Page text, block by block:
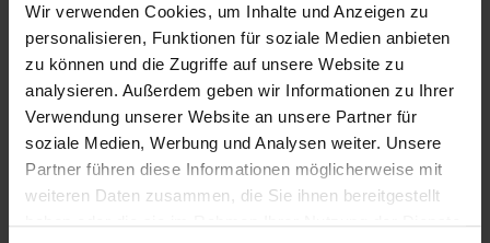
Wir verwenden Cookies, um Inhalte und Anzeigen zu
personalisieren, Funktionen für soziale Medien anbieten
zu können und die Zugriffe auf unsere Website zu
analysieren. Außerdem geben wir Informationen zu Ihrer
Verwendung unserer Website an unsere Partner für
soziale Medien, Werbung und Analysen weiter. Unsere
Partner führen diese Informationen möglicherweise mit
weiteren Daten zusammen, die Sie ihnen bereitgestellt
haben oder die sie im Rahmen Ihrer Nutzung der Dienste
ZLS - Bescheid über die
Befugniserteilung im
Geltungsbereich der Richtlinie
2014/68/EU